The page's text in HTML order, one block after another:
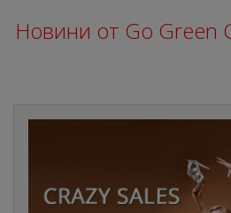
Новини от Go Green